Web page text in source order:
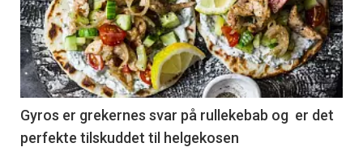
akkurat
nå
-
2
Gyros er grekernes svar på rullekebab og er det
perfekte tilskuddet til helgekosen